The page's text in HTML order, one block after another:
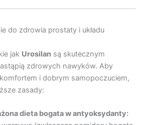
do zdrowia prostaty i układu
jak Urosilan są skutecznym
zdrowych nawyków. Aby
i dobrym samopoczuciem,
zasady:
dieta bogata w antyoksydanty: